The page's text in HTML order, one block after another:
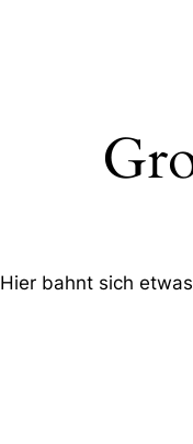
Hier bahnt sich